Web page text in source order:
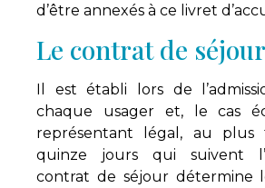
d’être annexés à ce livret
Le contrat de séjour
Il est établi lors de
chaque usager et, le cas
représentant légal, au plus
quinze jours qui suivent
contrat de séjour détermine